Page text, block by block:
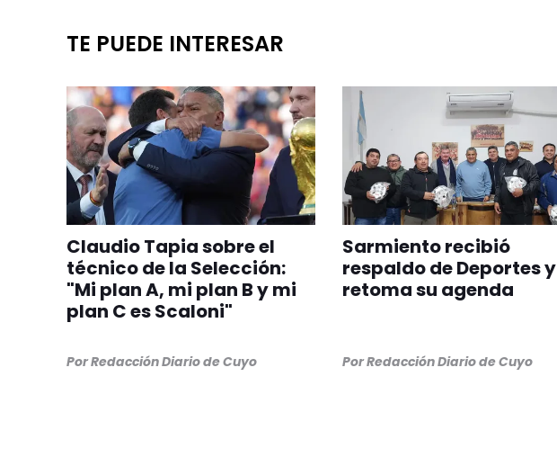
TE PUEDE INTERESAR
Claudio Tapia sobre el
técnico de la Selección:
"Mi plan A, mi plan B y mi
plan C es Scaloni"
PorRedacción Diario de Cuyo
Sarmiento recibió
respaldo de Deportes y
retoma su agenda
PorRedacción Diario de Cuyo